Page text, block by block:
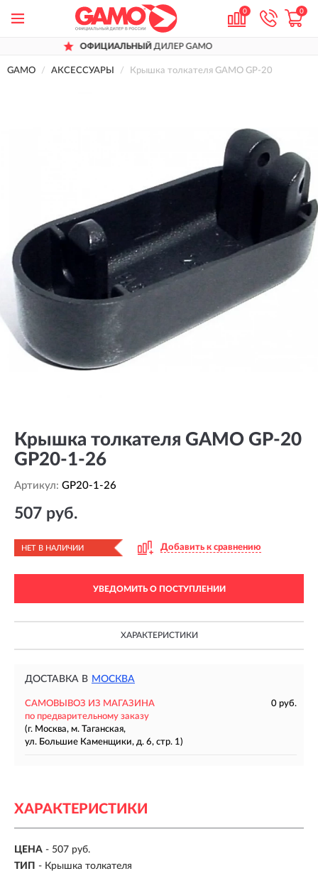
0 0
ОФИЦИАЛЬНЫЙДИЛЕР GAMO
GAMO АКСЕССУАРЫ Крышка толкателя GAMO GP-20
Крышка толкателя GAMO GP-20
GP20-1-26
Артикул: GP20-1-26
507 руб.
НЕТ В НАЛИЧИИ Добавить к сравнению
УВЕДОМИТЬ О ПОСТУПЛЕНИИ
ХАРАКТЕРИСТИКИ
ДОСТАВКА В МОСКВА
САМОВЫВОЗ ИЗ МАГАЗИНА
0 руб.
по предварительному заказу
(г. Москва, м. Таганская,
ул. Большие Каменщики, д. 6, стр. 1)
ХАРАКТЕРИСТИКИ
ЦЕНА - 507 руб.
ТИП - Крышка толкателя